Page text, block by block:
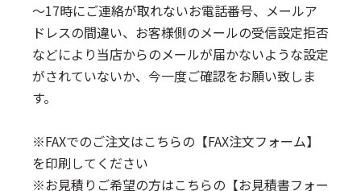
～17時にご連絡が取れないお電話番号、メールア
ドレスの間違い、お客様側のメールの受信設定拒否
などにより当店からのメールが届かないような設定
がされていないか、今一度ご確認をお願い致しま
す。
※FAXでのご注文はこちらの 【FAX注文フォーム】
を印刷してください
※お見積りご希望の方はこちらの 【お見積書フォー